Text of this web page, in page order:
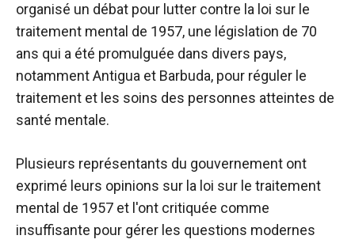
organisé un débat pour lutter contre la loi sur le
traitement mental de 1957, une législation de 70
ans qui a été promulguée dans divers pays,
notamment Antigua et Barbuda, pour réguler le
traitement et les soins des personnes atteintes de
santé mentale.
Plusieurs représentants du gouvernement ont
exprimé leurs opinions sur la loi sur le traitement
mental de 1957 et l'ont critiquée comme
insuffisante pour gérer les questions modernes